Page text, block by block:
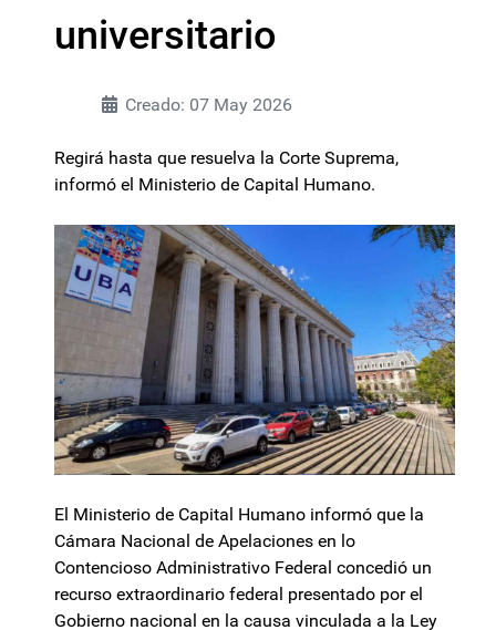
universitario
Creado: 07 May 2026
Regirá hasta que resuelva la Corte Suprema,
informó el Ministerio de Capital Humano.
El Ministerio de Capital Humano informó que la
Cámara Nacional de Apelaciones en lo
Contencioso Administrativo Federal concedió un
recurso extraordinario federal presentado por el
Gobierno nacional en la causa vinculada a la Ley